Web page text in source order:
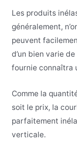
Les produits
généralement,
peuvent
d’un bien varie
fournie connaîtra
Comme la
soit le prix, la
parfaitement
verticale.